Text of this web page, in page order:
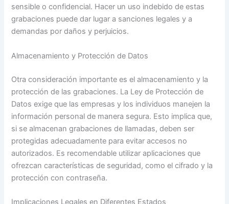
sensible o confidencial. Hacer un uso indebido de estas
grabaciones puede dar lugar a sanciones legales y a
demandas por daños y perjuicios.
Almacenamiento y Protección de Datos
Otra consideración importante es el almacenamiento y la
protección de las grabaciones. La Ley de Protección de
Datos exige que las empresas y los individuos manejen la
información personal de manera segura. Esto implica que,
si se almacenan grabaciones de llamadas, deben ser
protegidas adecuadamente para evitar accesos no
autorizados. Es recomendable utilizar aplicaciones que
ofrezcan características de seguridad, como el cifrado y la
protección con contraseña.
Implicaciones Legales en Diferentes Estados